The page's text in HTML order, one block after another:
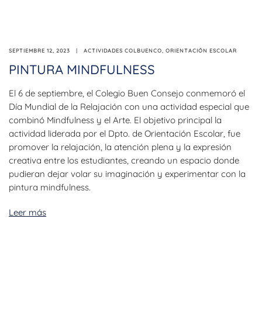
SEPTIEMBRE 12, 2023 ACTIVIDADES COLBUENCO ORIENTACIÓN ESCOLAR
PINTURA MINDFULNESS
El 6 de septiembre, el Colegio Buen Consejo conmemoró el
Día Mundial de la Relajación con una actividad especial que
combinó Mindfulness y el Arte. El objetivo principal la
actividad liderada por el Dpto. de Orientación Escolar, fue
promover la relajación, la atención plena y la expresión
creativa entre los estudiantes, creando un espacio donde
pudieran dejar volar su imaginación y experimentar con la
pintura mindfulness.
Leer más